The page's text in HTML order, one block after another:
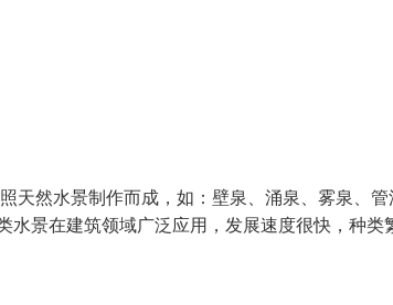
天然水景制作而成，如：壁泉、涌泉、雾泉、
景在建筑领域广泛应用，发展速度很快，种类